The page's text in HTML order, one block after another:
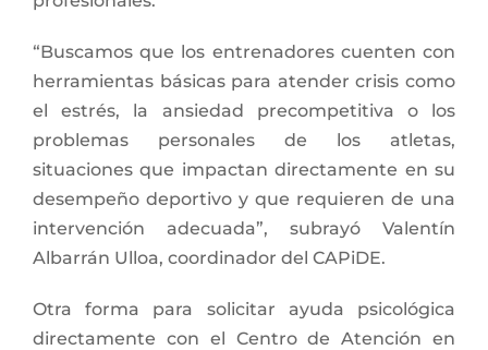
“Buscamos que los entrenadores cuenten con
herramientas básicas para atender crisis como
el estrés, la ansiedad precompetitiva o los
problemas personales de los atletas,
situaciones que impactan directamente en su
desempeño deportivo y que requieren de una
intervención adecuada”, subrayó Valentín
Albarrán Ulloa, coordinador del CAPiDE.
Otra forma para solicitar ayuda psicológica
directamente con el Centro de Atención en